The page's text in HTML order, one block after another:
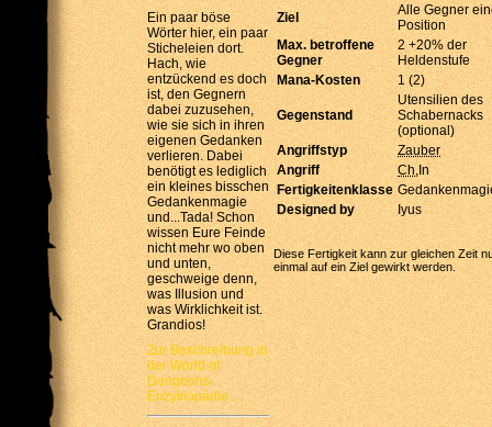
Ein paar böse
Wörter hier, ein paar
Sticheleien dort.
Hach, wie
entzückend es doch
ist, den Gegnern
dabei zuzusehen,
wie sie sich in ihren
eigenen Gedanken
verlieren. Dabei
benötigt es lediglich
ein kleines bisschen
Gedankenmagie
und...Tada! Schon
wissen Eure Feinde
nicht mehr wo oben
und unten,
geschweige denn,
was Illusion und
was Wirklichkeit ist.
Grandios!
Zur Beschreibung in
der World of
Dungeons-
Enzyklopädie ...
Ziel
Alle Gegner
Position
Max. betroffene
Gegner
2 +20% der
Heldenstufe
Mana-Kosten
1 (2)
Gegenstand
Utensilien des
(optional)
Angriffstyp
Zauber
Angriff
Ch,In
Fertigkeitenklasse
Designed by
Iyus
Diese Fertigkeit kann zur gleichen Zeit
einmal auf ein Ziel gewirkt werden.